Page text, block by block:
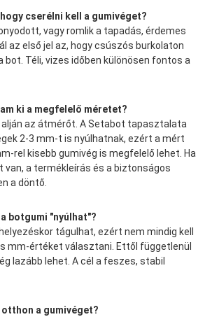
cserélni kell a gumivéget?
vagy romlik a tapadás, érdemes
az első jel az, hogy csúszós burkolaton
bot. Téli, vizes időben különösen fontos a
ki a megfelelő méretet?
alján az átmérőt. A Setabot tapasztalata
2-3 mm-t is nyúlhatnak, ezért a mért
rel kisebb gumivég is megfelelő lehet. Ha
van, a termékleírás és a biztonságos
a döntő.
botgumi "nyúlhat"?
tágulhat, ezért nem mindig kell
mm-értéket választani. Ettől függetlenül
lazább lehet. A cél a feszes, stabil
otthon a gumivéget?